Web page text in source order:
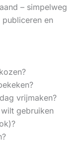
– simpelweg
en
vrijmaken?
gebruiken